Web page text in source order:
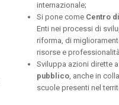
internazionale;
Si pone come Centro
Enti nei processi di
riforma, di
risorse e
Sviluppa azioni dirette
pubblico, anche in
scuole presenti nel